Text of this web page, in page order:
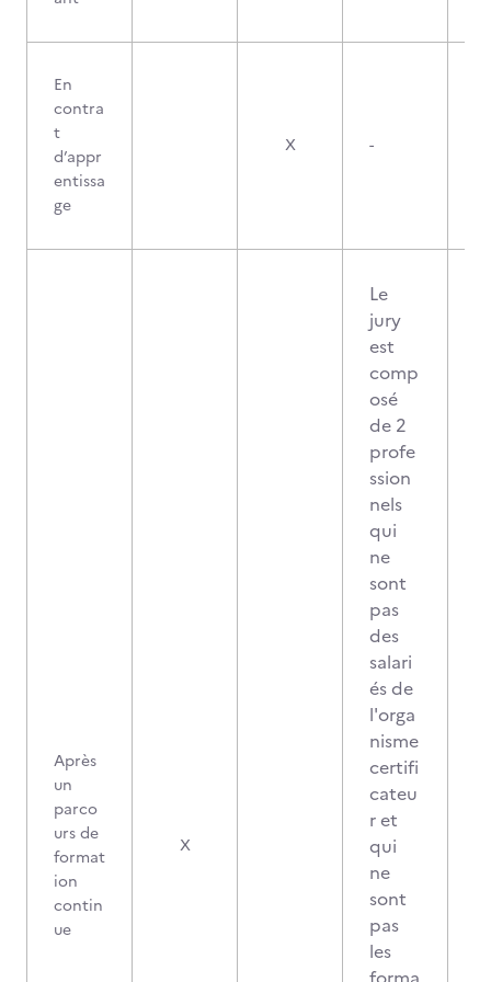
En
contra
t
d’appr
entissa
ge
X -
Après
un
parco
urs de
format
ion
contin
ue
X
Le
jury
est
comp
osé
de 2
profe
ssion
nels
qui
ne
sont
pas
des
salari
és de
l'orga
nisme
certifi
cateu
r et
qui
ne
sont
pas
les